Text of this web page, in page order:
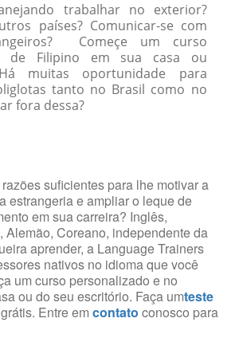
trabalhar no exterior?
países? Comunicar-se com
Começe um curso
de Filipino em sua casa ou
muitas oportunidade para
tanto no Brasil como no
fora dessa?
suficientes para lhe motivar a
estrangeria e ampliar o leque de
em sua carreira? Inglês,
Alemão, Coreano, independente da
aprender, a Language Trainers
nativos no idioma que você
um curso personalizado e no
ou do seu escritório. Faça umteste
Entre em contato conosco para